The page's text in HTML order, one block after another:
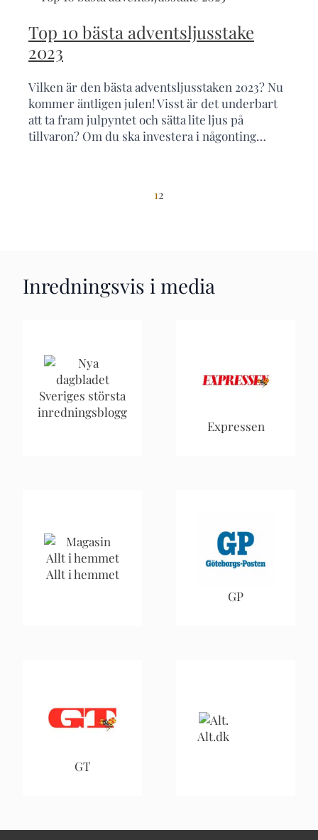
Top 10 bästa adventsljusstake
2023
Vilken är den bästa adventsljusstaken 2023? Nu
kommer äntligen julen! Visst är det underbart
att ta fram julpyntet och sätta lite ljus på
tillvaron? Om du ska investera i någonting…
12
Inredningsvis i media
Sveriges största
inredningsblogg
Expressen
Allt i hemmet
GP
GT
Alt.dk